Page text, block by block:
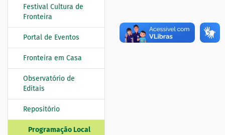
Festival Cultura de
Fronteira
Portal de Eventos
Fronteira em Casa
Observatório de
Editais
Repositório
Programação Local